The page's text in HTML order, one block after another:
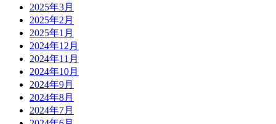
2025年3月
2025年2月
2025年1月
2024年12月
2024年11月
2024年10月
2024年9月
2024年8月
2024年7月